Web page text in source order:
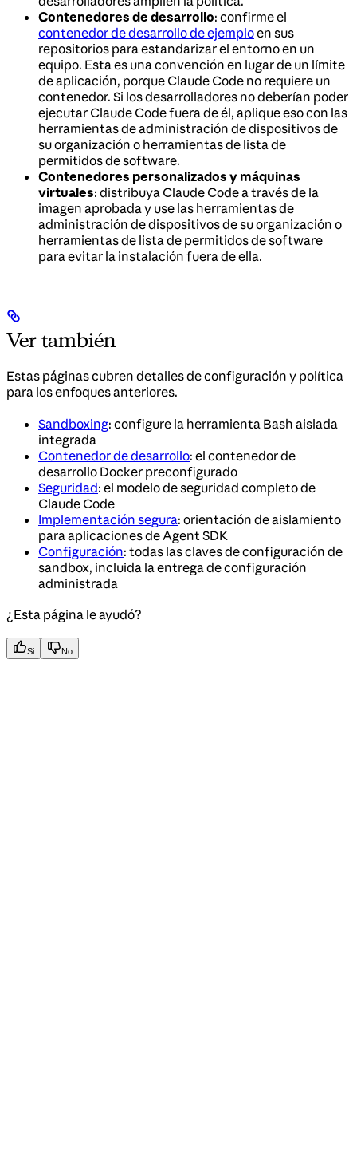
Contenedores de desarrollo: confirme el
contenedor de desarrollo de ejemploen sus
repositorios para estandarizar el entorno en un
equipo. Esta es una convención en lugar de un límite
de aplicación, porque Claude Code no requiere un
contenedor. Si los desarrolladores no deberían poder
ejecutar Claude Code fuera de él, aplique eso con las
herramientas de administración de dispositivos de
su organización o herramientas de lista de
permitidos de software.
Contenedores personalizados y máquinas
virtuales: distribuya Claude Code a través de la
imagen aprobada y use las herramientas de
administración de dispositivos de su organización o
herramientas de lista de permitidos de software
para evitar la instalación fuera de ella.
Ver también
Estas páginas cubren detalles de configuración y política
para los enfoques anteriores.
Sandboxing: configure la herramienta Bash aislada
integrada
Contenedor de desarrollo: el contenedor de
desarrollo Docker preconfigurado
Seguridad: el modelo de seguridad completo de
Claude Code
Implementación segura: orientación de aislamiento
para aplicaciones de Agent SDK
Configuración: todas las claves de configuración de
sandbox, incluida la entrega de configuración
administrada
¿Esta página le ayudó?
Si No